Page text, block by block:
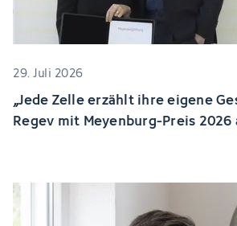
29. Juli 2026
„Jede Zelle erzählt ihre eigene
Regev mit Meyenburg-Preis